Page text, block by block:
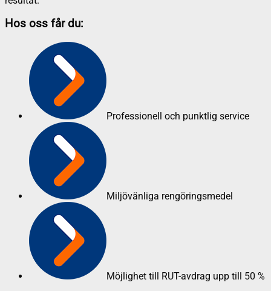
Hos oss får du:
Professionell och punktlig service
Miljövänliga rengöringsmedel
Möjlighet till RUT-avdrag upp till 50 %